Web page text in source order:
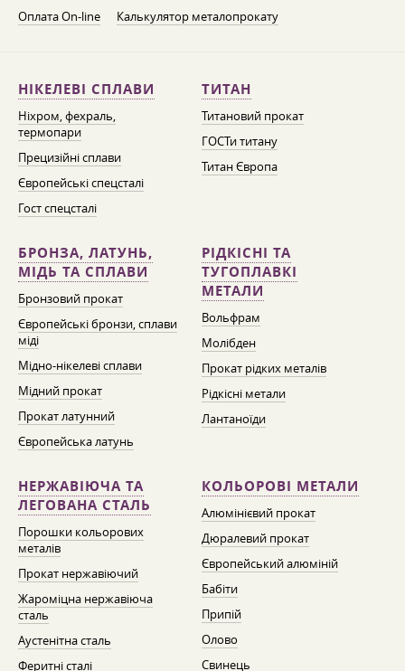
Оплата On-line
Калькулятор металопрокату
НІКЕЛЕВІ СПЛАВИ
Ніхром, фехраль,
термопари
Прецизійні сплави
Європейські спецсталі
Гост спецсталі
ТИТАН
Титановий прокат
ГОСТи титану
Титан Європа
БРОНЗА, ЛАТУНЬ,
МІДЬ ТА СПЛАВИ
Бронзовий прокат
Європейські бронзи, сплави
міді
Мідно-нікелеві сплави
Мідний прокат
Прокат латунний
Європейська латунь
РІДКІСНІ ТА
ТУГОПЛАВКІ
МЕТАЛИ
Вольфрам
Молібден
Прокат рідких металів
Рідкісні метали
Лантаноїди
НЕРЖАВІЮЧА ТА
ЛЕГОВАНА СТАЛЬ
Порошки кольорових
металів
Прокат нержавіючий
Жароміцна нержавіюча
сталь
Аустенітна сталь
Феритні сталі
КОЛЬОРОВІ МЕТАЛИ
Алюмінієвий прокат
Дюралевий прокат
Європейський алюміній
Бабіти
Припій
Олово
Свинець